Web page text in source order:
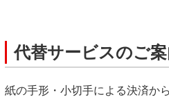
代替サービスのご
紙の手形・小切手による決済か